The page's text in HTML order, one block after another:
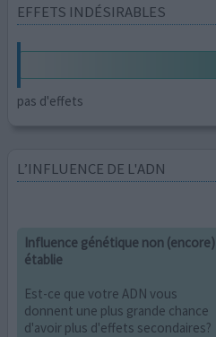
EFFETS INDÉSIRABLES
pas d'effets
L’INFLUENCE DE L'ADN
Influence génétique non (encore)
établie
Est-ce que votre ADN vous
donnent une plus grande chance
d'avoir plus d'effets secondaires?